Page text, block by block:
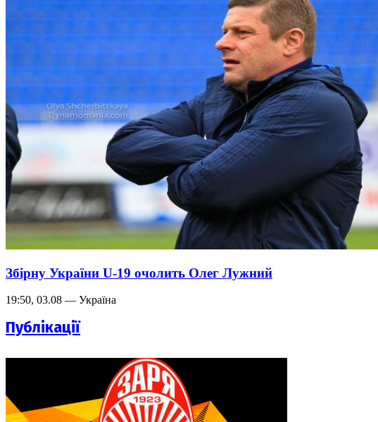
Збірну України U-19 очолить Олег Лужний
19:50, 03.08 — Україна
Публікації